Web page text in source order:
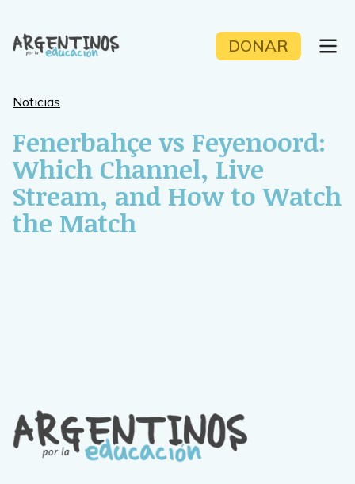
content
DONAR
Noticias
Fenerbahçe vs Feyenoord:
Which Channel, Live
Stream, and How to Watch
the Match